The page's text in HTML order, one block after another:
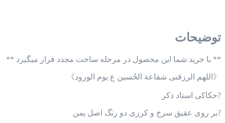
توضیحات
** با خرید شما این محصول در مرحله ساخت مجدد قرار میگیرد **
《اللهم الرزقنی شفاعة الحُسين ع يوم الورود》
?️حکاکی استاد ذکر
?️بر روی عقیق سرخ و کرزی دو رنگ اصل یمن